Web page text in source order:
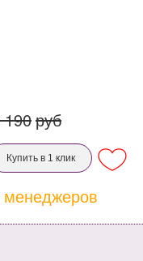
190руб
Купить в 1 клик
менеджеров